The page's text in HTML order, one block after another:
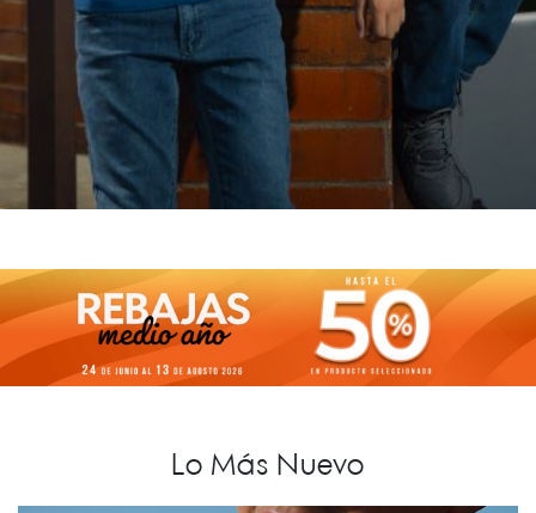
Lo Más Nuevo